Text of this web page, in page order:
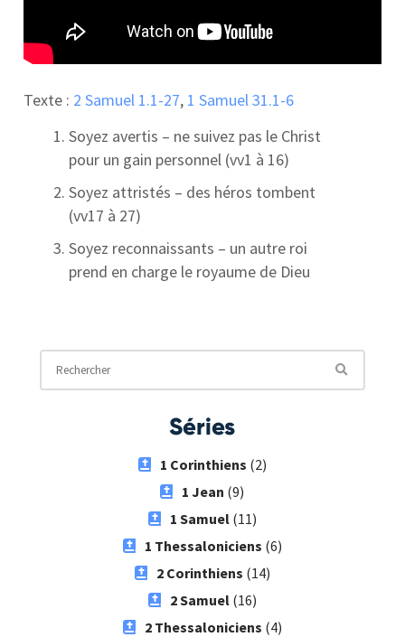
Texte : 2 Samuel 1.1-27, 1 Samuel 31.1-6
Soyez avertis – ne suivez pas le Christ
pour un gain personnel (vv1 à 16)
Soyez attristés – des héros tombent
(vv17 à 27)
Soyez reconnaissants – un autre roi
prend en charge le royaume de Dieu
Séries
1 Corinthiens (2)
1 Jean (9)
1 Samuel(11)
1 Thessaloniciens (6)
2 Corinthiens (14)
2 Samuel(16)
2 Thessaloniciens (4)